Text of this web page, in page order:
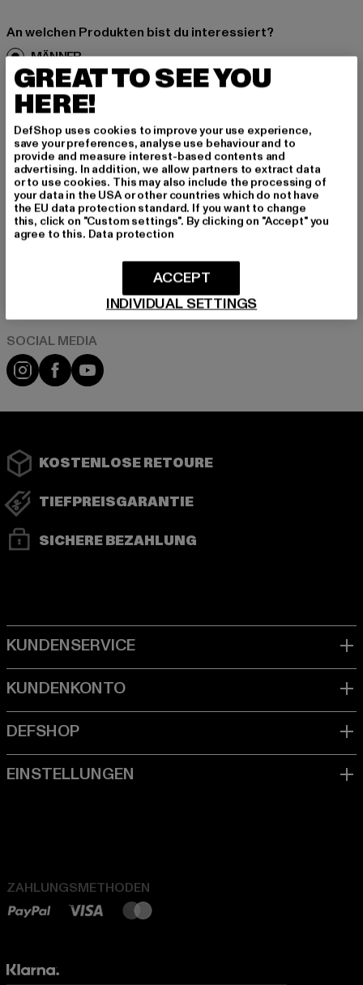
An welchen Produkten bist du interessiert?
MÄNNER
FRAUEN
E-MAIL
ANMELDEN
Informationen dazu, wie DefShop mit Deinen Daten umgeht, findest Du
in unserer Datenschutzerklärung. Du kannst Dich jederzeit kostenfei
abmelden.Datenschutzerklärung lesen.
Play market
Instagram
FacebookYouTube
KOSTENLOSE RETOURE
TIEFPREISGARANTIE
SICHERE BEZAHLUNG
ZAHLUNGSMETHODEN
GREAT TO SEE YOU
HERE!
DefShop uses cookies to improve your use experience,
save your preferences, analyse use behaviour and to
provide and measure interest-based contents and
advertising. In addition, we allow partners to extract data
or to use cookies. This may also include the processing of
your data in the USA or other countries which do not have
the EU data protection standard. If you want to change
this, click on "Custom settings". By clicking on "Accept" you
agree to this. Data protection
INDIVIDUAL SETTINGS
ACCEPT